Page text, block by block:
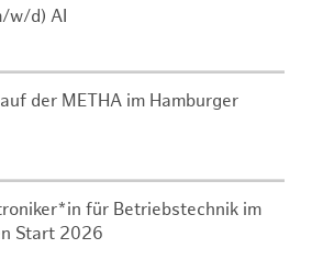
w/d) AI
der METHA im Hamburger
für Betriebstechnik im
Start 2026